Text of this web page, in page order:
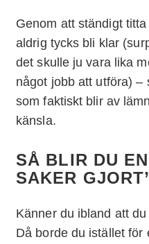
Genom att ständigt
aldrig tycks bli klar
det skulle ju vara lika
något jobb att utföra) –
som faktiskt blir av
känsla.
SÅ BLIR DU
SAKER
Känner du ibland att
Då borde du istället för